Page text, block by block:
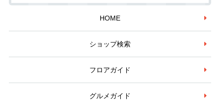
HOME
ショップ検索
フロアガイド
グルメガイド